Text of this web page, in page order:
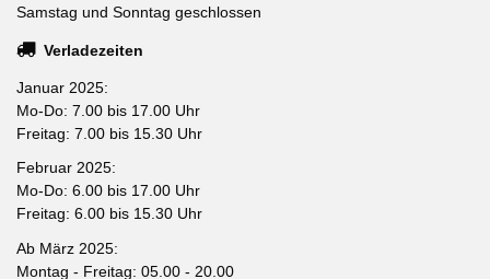
Samstag und Sonntag geschlossen
Verladezeiten
Januar 2025:
Mo-Do: 7.00 bis 17.00 Uhr
Freitag: 7.00 bis 15.30 Uhr
Februar 2025:
Mo-Do: 6.00 bis 17.00 Uhr
Freitag: 6.00 bis 15.30 Uhr
Ab März 2025:
Montag - Freitag: 05.00 - 20.00